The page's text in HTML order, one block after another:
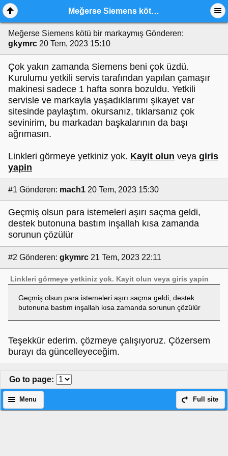
Meğerse Siemens kötü bir markaymış
Meğerse Siemens kötü bir markaymış Gönderen:
gkymrc 20 Tem, 2023 15:10
Çok yakın zamanda Siemens beni çok üzdü.
Kurulumu yetkili servis tarafından yapılan çamaşır
makinesi sadece 1 hafta sonra bozuldu. Yetkili
servisle ve markayla yaşadıklarımı şikayet var
sitesinde paylaştım. okursanız, tıklarsanız çok
sevinirim, bu markadan başkalarının da başı
ağrımasın.
Linkleri görmeye yetkiniz yok. Kayit olun veya giris
yapin
#1 Gönderen: mach1 20 Tem, 2023 15:30
Geçmiş olsun para istemeleri aşırı saçma geldi,
destek butonuna bastım inşallah kısa zamanda
sorunun çözülür
#2 Gönderen: gkymrc 21 Tem, 2023 22:11
Linkleri görmeye yetkiniz yok. Kayit olun veyagiris yapin
Geçmiş olsun para istemeleri aşırı saçma geldi, destek
butonuna bastım inşallah kısa zamanda sorunun çözülür
Teşekkür ederim. çözmeye çalışıyoruz. Çözersem
burayı da güncelleyeceğim.
Go to page:
Full site
Menu